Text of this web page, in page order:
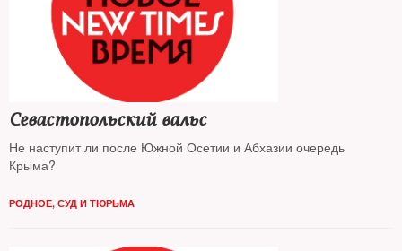
Севастопольский вальс
Не наступит ли после Южной Осетии и Абхазии очередь
Крыма?
РОДНОЕ, СУД И ТЮРЬМА